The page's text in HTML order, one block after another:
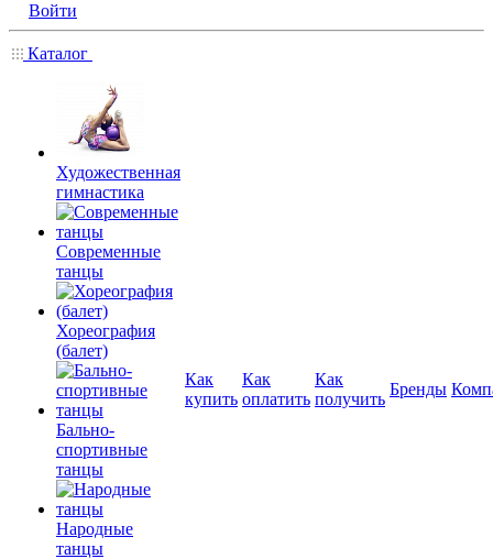
Войти
Каталог
Художественная
гимнастика
Современные
танцы
Хореография
(балет)
Бально-
спортивные
танцы
Народные
танцы
Как
купить
Как
оплатить
Как
получить
Бренды